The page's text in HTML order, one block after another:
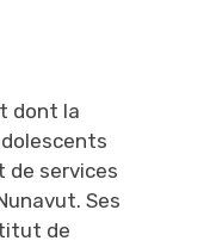
dont la
de services
Ses
de